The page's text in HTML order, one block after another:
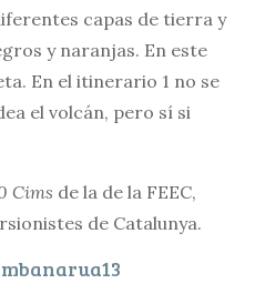
capas de tierra y
y naranjas. En este
En el itinerario 1 no se
el volcán, pero sí si
Cims de la de la FEEC,
de Catalunya.